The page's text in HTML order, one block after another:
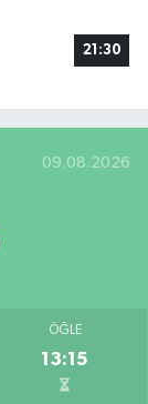
21:30
09.08.2026
ÖĞLE
13:15